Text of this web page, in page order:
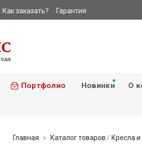
Как заказать? Гарантия
Портфолио Новинки О
Главная Каталог товаров / Кресла и